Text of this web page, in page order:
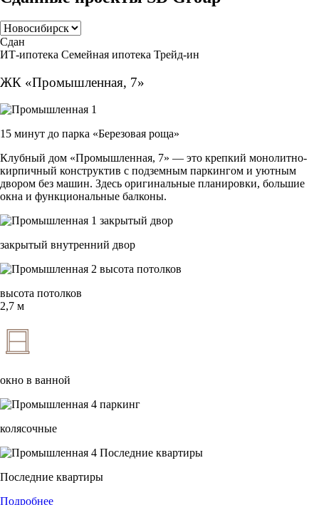
Выберите город
Сдан
ИТ-ипотека Семейная ипотека Трейд-ин
ЖК «Промышленная, 7»
15 минут до парка «Березовая роща»
Клубный дом «Промышленная, 7» — это крепкий монолитно-
кирпичный конструктив с подземным паркингом и уютным
двором без машин. Здесь оригинальные планировки, большие
окна и функциональные балконы.
закрытый внутренний двор
высота потолков
2,7 м
окно в ванной
колясочные
Последние квартиры
Подробнее